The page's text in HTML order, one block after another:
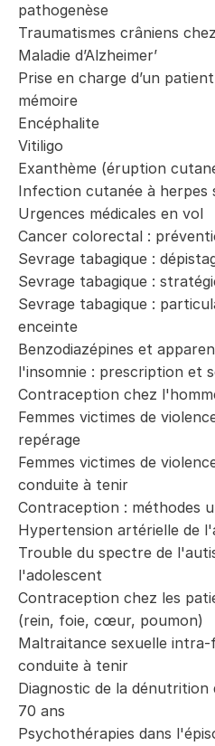
pathogenèse
Traumatismes crâniens
Maladie d’Alzheimer’
Prise en charge d’un
mémoire
Encéphalite
Vitiligo
Exanthème (éruption
Infection cutanée à herpes
Urgences médicales en vol
Cancer colorectal :
Sevrage tabagique :
Sevrage tabagique :
Sevrage tabagique :
enceinte
Benzodiazépines et
l'insomnie : prescription et
Contraception chez
Femmes victimes de
repérage
Femmes victimes de
conduite à tenir
Contraception : méthodes
Hypertension artérielle de
Trouble du spectre de
l'adolescent
Contraception chez les
(rein, foie, cœur, poumon)
Maltraitance sexuelle intra-
conduite à tenir
Diagnostic de la
70 ans
Psychothérapies dans